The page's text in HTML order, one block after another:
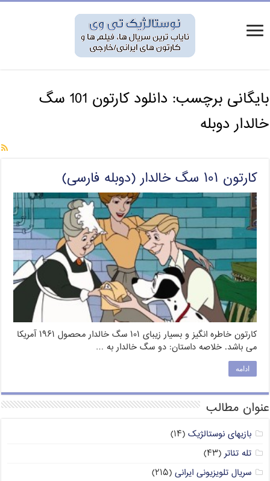
بایگانی برچسب:
دانلود کارتون 101 سگ
خالدار دوبله
کارتون ۱۰۱ سگ خالدار (دوبله فارسی)
کارتون خاطره انگیز و بسیار زیبای ۱۰۱ سگ خالدار محصول ۱۹۶۱ آمریکا
می باشد. خلاصه داستان: دو سگ خالدار به …
ادامه
عنوان مطالب
بازیهای نوستالژیک (۱۴)
تله تئاتر (۴۳)
سریال تلویزیونی ایرانی (۲۱۵)